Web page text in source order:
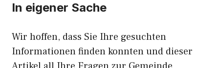
In eigener Sache
Wir hoffen, dass Sie Ihre gesuchten
Informationen finden konnten und dieser